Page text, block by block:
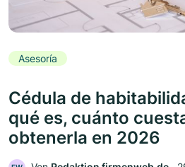
Asesoría
Cédula de
qué es, cuánto
obtenerla en 2026